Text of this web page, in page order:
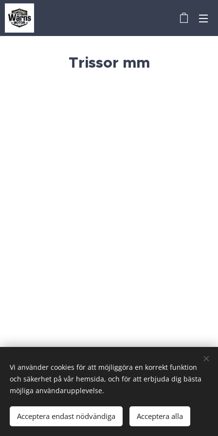
Trissor mm
© 2024 Alla rättigheter reserverade
Bilvård
Cookies
Vi använder cookies för att möjliggöra en korrekt funktion
och säkerhet på vår hemsida, och för att erbjuda dig bästa
möjliga användarupplevelse.
Acceptera endast nödvändiga Acceptera alla